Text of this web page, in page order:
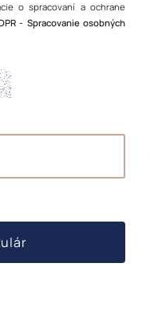
o spracovaní a ochrane
- Spracovanie osobných